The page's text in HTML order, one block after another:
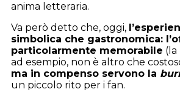
anima letteraria.
Va però detto che, oggi,
simbolica che gastronomica:
particolarmente memorabile (la
ad esempio, non è altro che
ma in compenso servono la
un piccolo rito per i fan.